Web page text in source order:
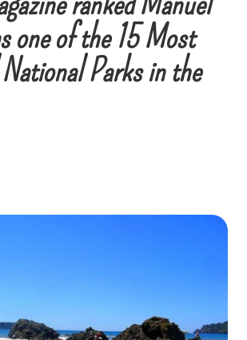
one of the 15 Most
Parks in the